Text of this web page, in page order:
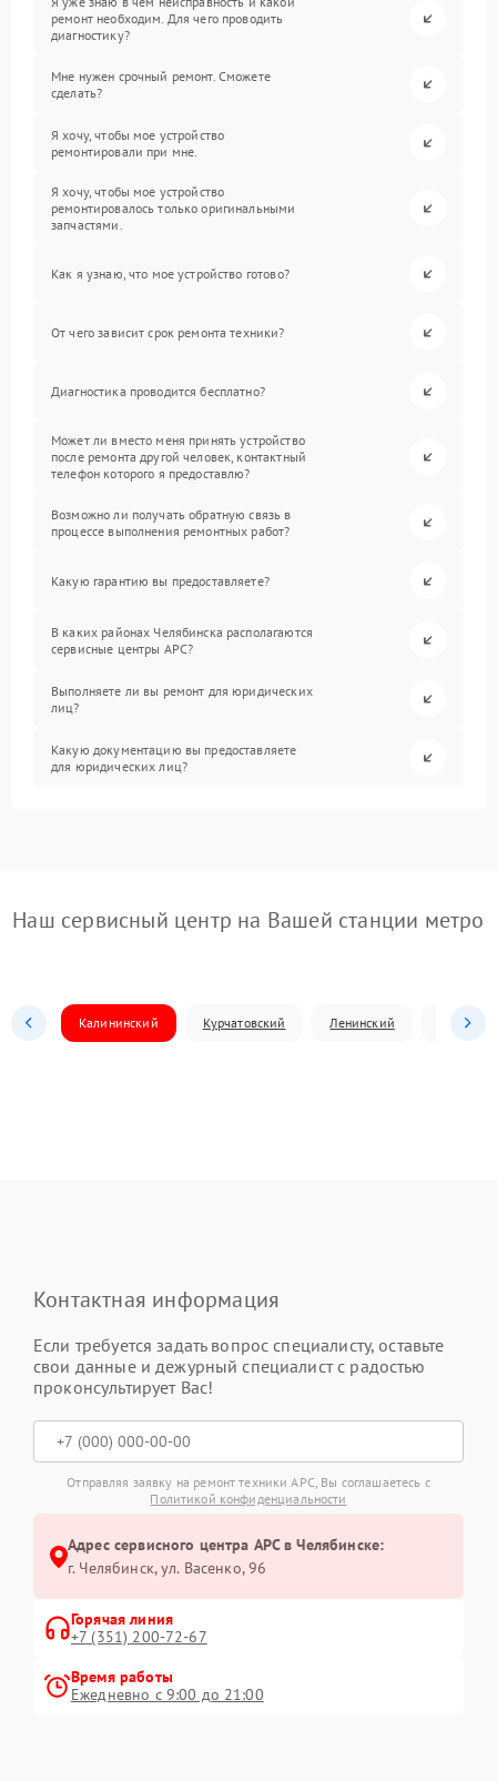
ремонт необходим. Для чего проводить
диагностику?
Мне нужен срочный ремонт. Сможете
сделать?
Я хочу, чтобы мое устройство
ремонтировали при мне.
Я хочу, чтобы мое устройство
ремонтировалось только оригинальными
запчастями.
Как я узнаю, что мое устройство готово?
От чего зависит срок ремонта техники?
Диагностика проводится бесплатно?
Может ли вместо меня принять устройство
после ремонта другой человек, контактный
телефон которого я предоставлю?
Возможно ли получать обратную связь в
процессе выполнения ремонтных работ?
Какую гарантию вы предоставляете?
В каких районах Челябинска располагаются
сервисные центры APC?
Выполняете ли вы ремонт для юридических
лиц?
Какую документацию вы предоставляете
для юридических лиц?
Наш сервисный центр на Вашей станции метро
Калининский Курчатовский Ленинский
Контактная информация
Если требуется задать вопрос специалисту, оставьте
свои данные и дежурный специалист с радостью
проконсультирует Вас!
Отправляя заявку на ремонт техники APC, Вы соглашаетесь с
Политикой конфиденциальности
Адрес сервисного центра APC в Челябинске:
г. Челябинск, ул. Васенко, 96
Горячая линия
+7 (351) 200-72-67
Время работы
Ежедневно с 9:00 до 21:00